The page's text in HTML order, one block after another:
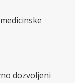
dozvoljeni